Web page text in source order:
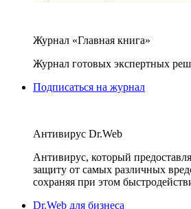
Журнал «Главная книга»
Журнал готовых экспертных
Подписаться на журнал
Антивирус Dr.Web
Антивирус, который
защиту от самых различных
сохраняя при этом
Dr.Web для бизнеса